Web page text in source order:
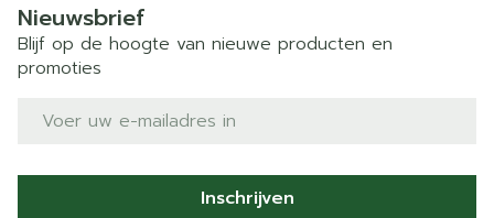
Nieuwsbrief
Blijf op de hoogte van nieuwe producten en
promoties
E-mail adres
Inschrijven